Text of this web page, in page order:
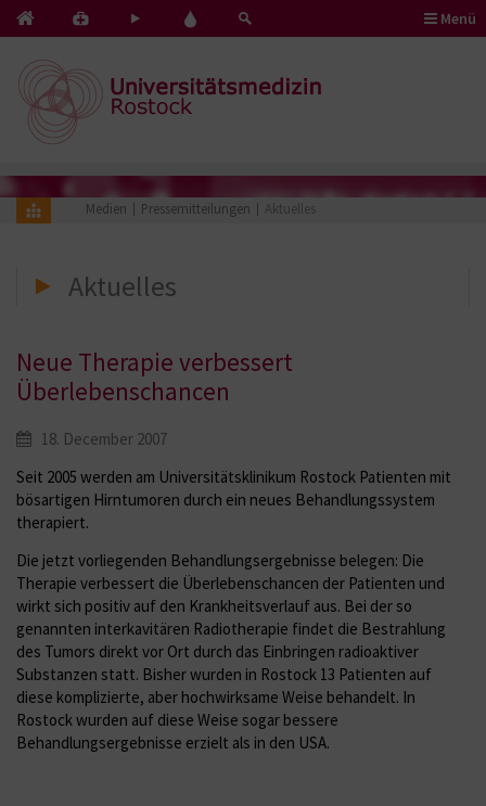
Kontakt
Notfälle
Pflege
Herz
Blut
Menü
Medien Pressemitteilungen Aktuelles
Aktuelles
Neue Therapie verbessert
Überlebenschancen
18. December 2007
Seit 2005 werden am Universitätsklinikum Rostock Patienten mit
bösartigen Hirntumoren durch ein neues Behandlungssystem
therapiert.
Die jetzt vorliegenden Behandlungsergebnisse belegen: Die
Therapie verbessert die Überlebenschancen der Patienten und
wirkt sich positiv auf den Krankheitsverlauf aus. Bei der so
genannten interkavitären Radiotherapie findet die Bestrahlung
des Tumors direkt vor Ort durch das Einbringen radioaktiver
Substanzen statt. Bisher wurden in Rostock 13 Patienten auf
diese komplizierte, aber hochwirksame Weise behandelt. In
Rostock wurden auf diese Weise sogar bessere
Behandlungsergebnisse erzielt als in den USA.